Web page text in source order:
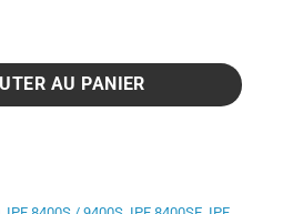
d'encre Canon PFI-706PC cyan photo -
AU PANIER